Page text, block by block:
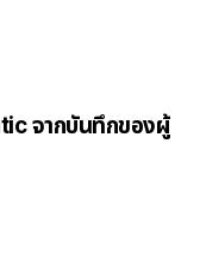
จากบันทึกของผู้